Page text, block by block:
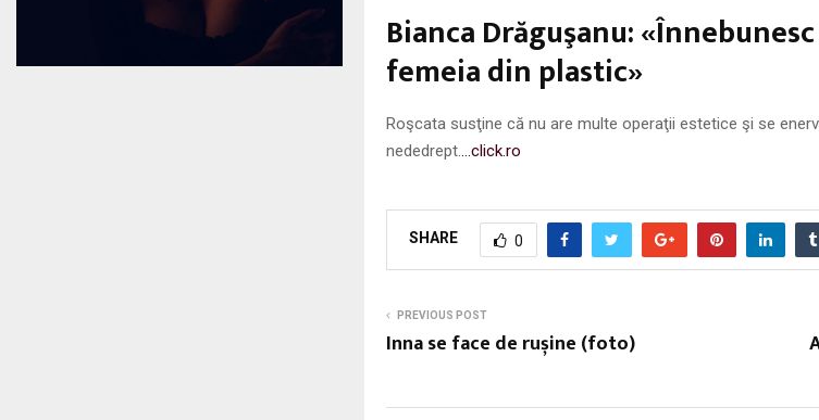
Bianca Drăguşanu:
femeia din plastic»
Roşcata susţine că nu are multe operaţii estetice şi se
nededrept.
…click.ro
SHARE 0
PREVIOUS POST
Inna se face de rușine (foto)